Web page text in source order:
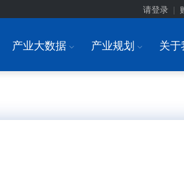
请登录
产业大数据 I 产业规划 I 关